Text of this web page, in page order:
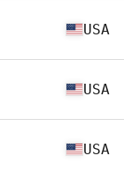
USA
USA
USA